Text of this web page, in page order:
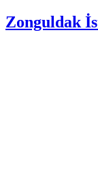
Zonguldak